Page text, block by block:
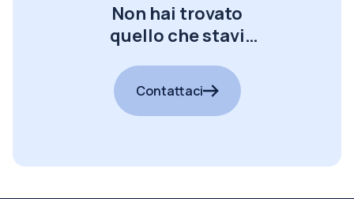
Non hai trovato
quello che stavi
Contattaci